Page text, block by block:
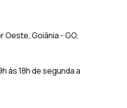
Oeste, Goiânia - GO,
às 18h de segunda a